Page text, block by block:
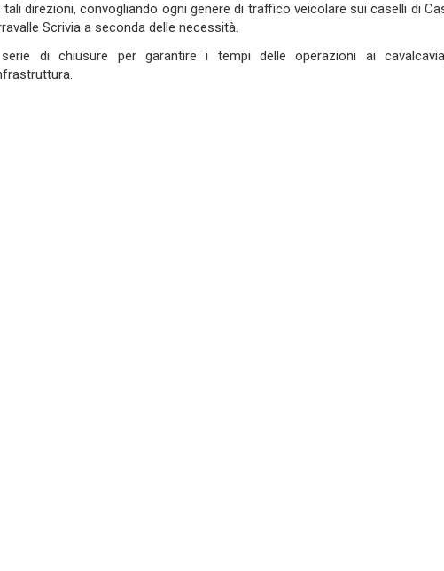
tali direzioni, convogliando ogni genere di traffico veicolare sui caselli di
Scrivia a seconda delle necessità.
di chiusure per garantire i tempi delle operazioni ai